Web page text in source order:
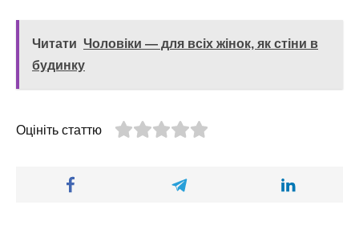
Читати Чоловіки — для всіх жінок, як стіни в
будинку
Оцініть статтю